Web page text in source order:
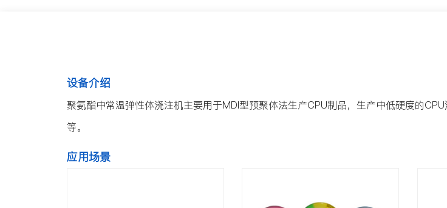
设备介绍
聚氨酯中常温弹性体浇注机主要用于MDI型预聚体法生产CPU制品，生产中低硬度的
等。
应用场景